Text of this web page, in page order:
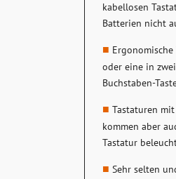
kabellosen
Batterien nicht
oder eine in
Buchstaben-
Tastaturen
kommen aber
Tastatur
Sehr selten